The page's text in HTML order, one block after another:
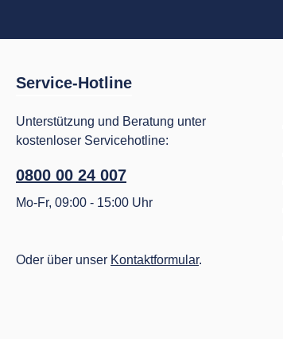
Service-Hotline
Unterstützung und Beratung unter
kostenloser Servicehotline:
0800 00 24 007
Mo-Fr, 09:00 - 15:00 Uhr
Oder über unser Kontaktformular.